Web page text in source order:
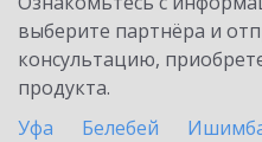
выберите партнёра и
консультацию,
продукта.
Уфа
Белебей